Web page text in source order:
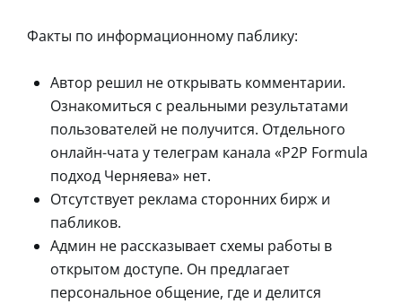
Факты по информационному паблику:
Автор решил не открывать комментарии.
Ознакомиться с реальными результатами
пользователей не получится. Отдельного
онлайн-чата у телеграм канала «P2P Formula
подход Черняева» нет.
Отсутствует реклама сторонних бирж и
пабликов.
Админ не рассказывает схемы работы в
открытом доступе. Он предлагает
персональное общение, где и делится